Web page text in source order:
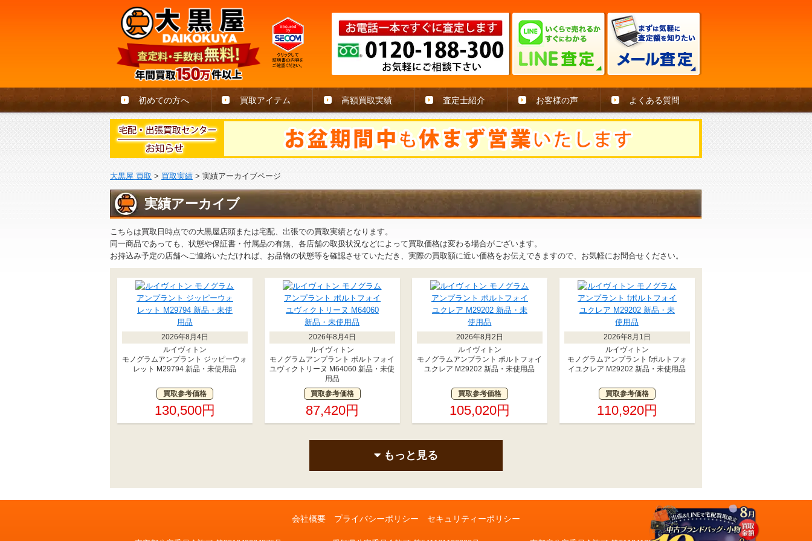
初めての方へ 買取アイテム 高額買取実績 査定士紹介 お客様の声 よくある質問
大黒屋 買取 > 買取実績 > 実績アーカイブページ
実績アーカイブ
こちらは買取日時点での大黒屋店頭または宅配、出張での買取実績となります。
同一商品であっても、状態や保証書・付属品の有無、各店舗の取扱状況などによって買取価格は変わる場合がございます。
お持込み予定の店舗へご連絡いただければ、お品物の状態等を確認させていただき、実際の買取額に近い価格をお伝えできますので、お気軽にお問合せください。
2026年8月4日
ルイヴィトン
モノグラムアンプラント ジッピーウォ
レット M29794 新品・未使用品
買取参考価格
130,500円
2026年8月4日
ルイヴィトン
モノグラムアンプラント ポルトフォイ
ユヴィクトリーヌ M64060 新品・未使
用品
買取参考価格
87,420円
2026年8月2日
ルイヴィトン
モノグラムアンプラント ポルトフォイ
ユクレア M29202 新品・未使用品
買取参考価格
105,020円
2026年8月1日
ルイヴィトン
モノグラムアンプラント fポルトフォ
イユクレア M29202 新品・未使用品
買取参考価格
110,920円
もっと見る
会社概要 プライバシーポリシー セキュリティーポリシー